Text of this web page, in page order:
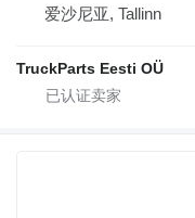
爱沙尼亚, Tallinn
TruckParts Eesti OÜ